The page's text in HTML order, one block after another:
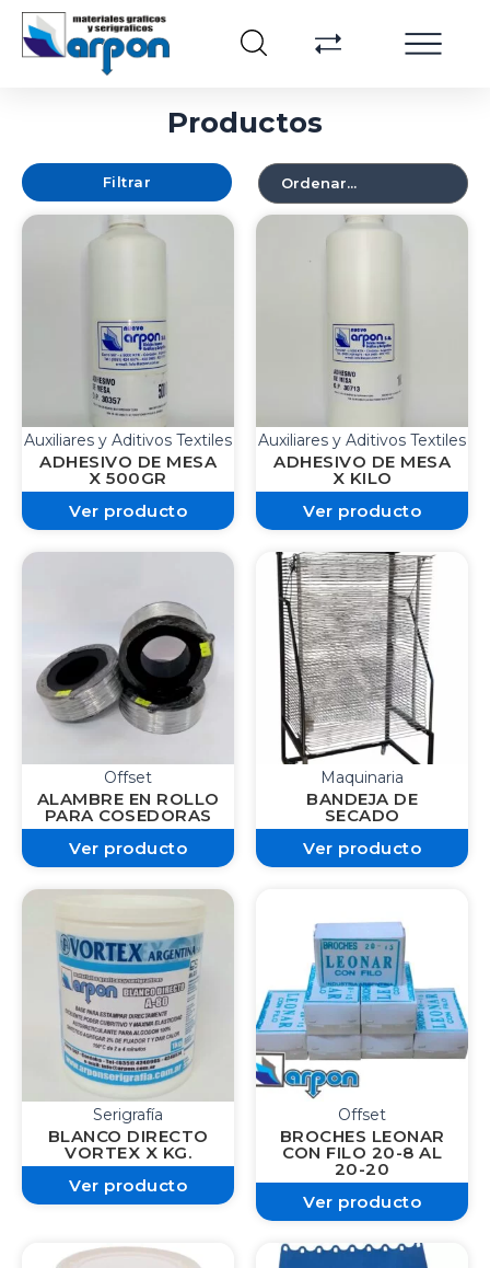
Productos
Filtrar
Auxiliares y Aditivos Textiles
ADHESIVO DE MESA
X 500GR
Ver producto
Auxiliares y Aditivos Textiles
ADHESIVO DE MESA
X KILO
Ver producto
Offset
ALAMBRE EN ROLLO
PARA COSEDORAS
Ver producto
Maquinaria
BANDEJA DE
SECADO
Ver producto
Serigrafía
BLANCO DIRECTO
VORTEX X KG.
Ver producto
Offset
BROCHES LEONAR
CON FILO 20-8 AL
20-20
Ver producto